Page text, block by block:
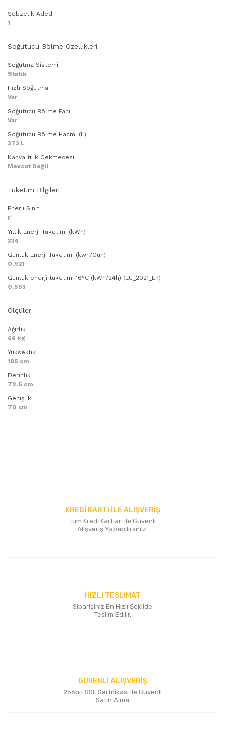
Sebzelik Adedi
1
Soğutucu Bölme Özellikleri
Soğutma Sistemi
Statik
Hızlı Soğutma
Var
Soğutucu Bölme Fanı
Var
Soğutucu Bölme Hacmi (L)
373 L
Kahvaltılık Çekmecesi
Mevcut Değil
Tüketim Bilgileri
Enerji Sınıfı
F
Yıllık Enerji Tüketimi (kWh)
336
Günlük Enerji Tüketimi (kwh/Gün)
0.921
Günlük enerji tüketimi 16°C (kWh/24h) (EU_2021_EP)
0.553
Ölçüler
Ağırlık
69 kg
Yükseklik
185 cm
Derinlik
72.5 cm
Genişlik
70 cm
Ürün bilgilerinde hatalar bulunuyor.
Ürün fiyatı diğer sitelerden daha pahalı.
Gönder
KREDİ KARTI İLE ALIŞVERİŞ
Tüm Kredi Kartları ile Güvenli
Alışveriş Yapabilirsiniz.
HIZLI TESLİMAT
Siparişiniz En Hızlı Şekilde
Teslim Edilir.
GÜVENLİ ALIŞVERİŞ
256bit SSL Sertifikası ile Güvenli
Satın Alma